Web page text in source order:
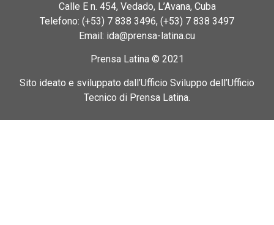
Calle E n. 454, Vedado, L’Avana, Cuba
Telefono: (+53) 7 838 3496, (+53) 7 838 3497
Email: ida@prensa-latina.cu
Prensa Latina © 2021
Sito ideato e sviluppato dall’Ufficio Sviluppo dell’Ufficio
Tecnico di Prensa Latina.